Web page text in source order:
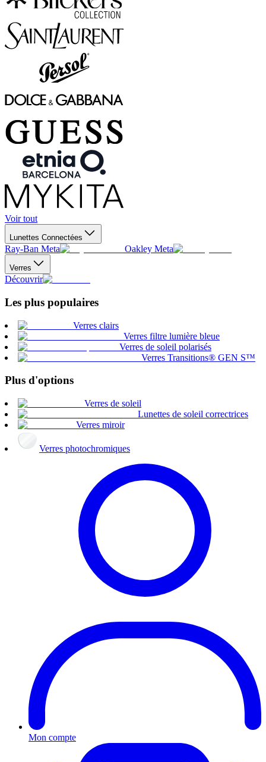
Voir tout
Lunettes Connectées
Ray-Ban Meta Oakley Meta
Verres
Découvrir
Les plus populaires
Verres clairs
Verres filtre lumière bleue
Verres de soleil polarisés
Verres Transitions® GEN S™
Plus d'options
Verres de soleil
Lunettes de soleil correctrices
Verres miroir
Verres photochromiques
Mon compte